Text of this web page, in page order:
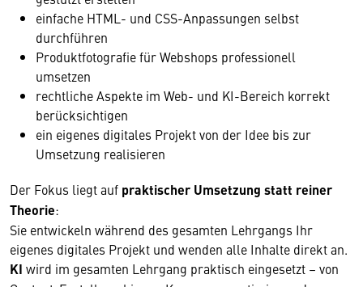
einfache HTML- und CSS-Anpassungen selbst
durchführen
Produktfotografie für Webshops professionell
umsetzen
rechtliche Aspekte im Web- und KI-Bereich korrekt
berücksichtigen
ein eigenes digitales Projekt von der Idee bis zur
Umsetzung realisieren
Der Fokus liegt auf praktischer Umsetzung statt reiner
Theorie:
Sie entwickeln während des gesamten Lehrgangs Ihr
eigenes digitales Projekt und wenden alle Inhalte direkt an.
KI wird im gesamten Lehrgang praktisch eingesetzt – von